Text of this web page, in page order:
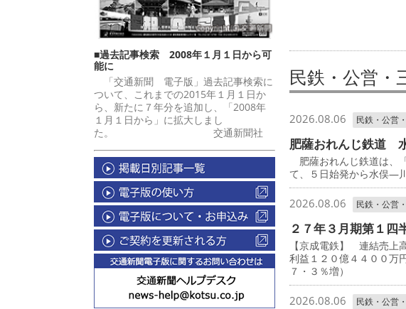
■過去記事検索 2008年１月１日から可
能に
「交通新聞 電子版」過去記事検索に
ついて、これまでの2015年１月１日か
ら、新たに７年分を追加し、「2008年
１月１日から」に拡大しまし
た。 交通新聞社
民鉄・公営・
2026.08.06 民鉄・公営
肥薩おれんじ鉄道
肥薩おれんじ鉄道は、
て、５日始発から水俣―
2026.08.06 民鉄・公営
２７年３月期第１
【京成電鉄】 連結売上
利益１２０億４４００万
７・３％増）
2026.08.06 民鉄・公営